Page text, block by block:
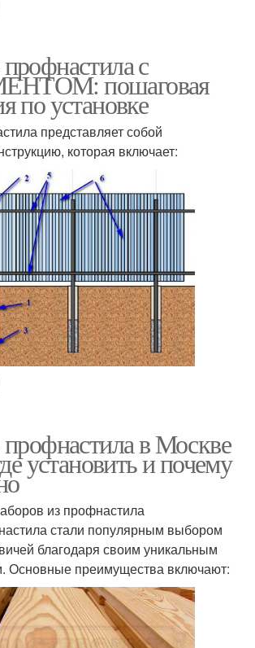
с
пошаговая
по установке
представляет собой
которая включает:
в Москве
установить и почему
из профнастила
стали популярным выбором
благодаря своим уникальным
Основные преимущества включают: